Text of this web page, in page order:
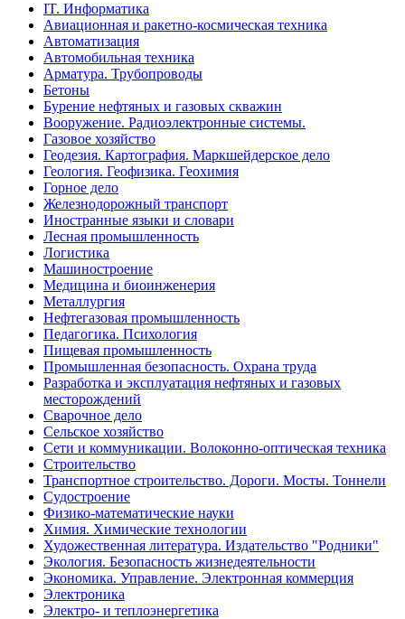
IT. Информатика
Авиационная и ракетно-космическая техника
Автоматизация
Автомобильная техника
Арматура. Трубопроводы
Бетоны
Бурение нефтяных и газовых скважин
Вооружение. Радиоэлектронные системы.
Газовое хозяйство
Геодезия. Картография. Маркшейдерское дело
Геология. Геофизика. Геохимия
Горное дело
Железнодорожный транспорт
Иностранные языки и словари
Лесная промышленность
Логистика
Машиностроение
Медицина и биоинженерия
Металлургия
Нефтегазовая промышленность
Педагогика. Психология
Пищевая промышленность
Промышленная безопасность. Охрана труда
Разработка и эксплуатация нефтяных и газовых
месторождений
Сварочное дело
Сельское хозяйство
Сети и коммуникации. Волоконно-оптическая техника
Строительство
Транспортное строительство. Дороги. Мосты. Тоннели
Судостроение
Физико-математические науки
Химия. Химические технологии
Художественная литература. Издательство "Родники"
Экология. Безопасность жизнедеятельности
Экономика. Управление. Электронная коммерция
Электроника
Электро- и теплоэнергетика